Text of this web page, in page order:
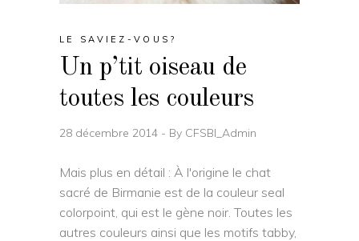
LE SAVIEZ-VOUS?
Un p’tit oiseau de
toutes les couleurs
28 décembre 2014 By CFSBI_Admin
Mais plus en détail : À l'origine le chat
sacré de Birmanie est de la couleur seal
colorpoint, qui est le gène noir. Toutes les
autres couleurs ainsi que les motifs tabby,